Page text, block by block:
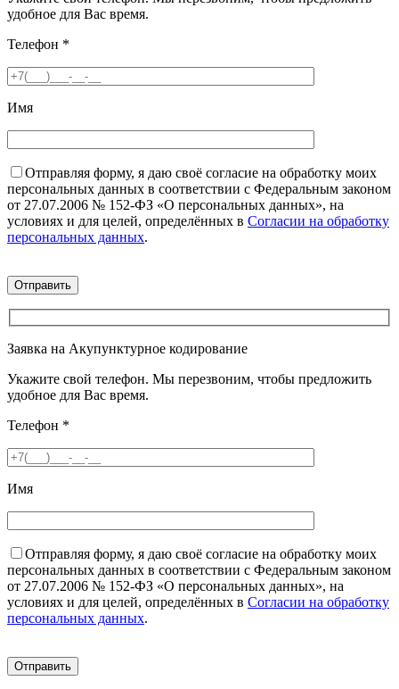
удобное для Вас время.
Телефон *
Имя
Отправляя форму, я даю своё согласие на обработку моих
персональных данных в соответствии с Федеральным законом
от 27.07.2006 № 152-ФЗ «О персональных данных», на
условиях и для целей, определённых в Согласии на обработку
персональных данных.
Заявка на Акупунктурное кодирование
Укажите свой телефон. Мы перезвоним, чтобы предложить
удобное для Вас время.
Телефон *
Имя
Отправляя форму, я даю своё согласие на обработку моих
персональных данных в соответствии с Федеральным законом
от 27.07.2006 № 152-ФЗ «О персональных данных», на
условиях и для целей, определённых в Согласии на обработку
персональных данных.